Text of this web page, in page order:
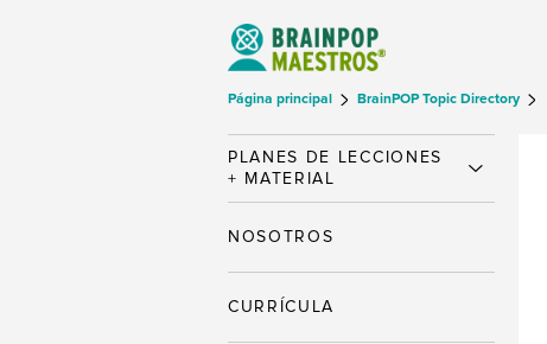
Página principal BrainPOP Topic Directory
PLANES DE LECCIONES
+ MATERIAL
NOSOTROS
CURRÍCULA